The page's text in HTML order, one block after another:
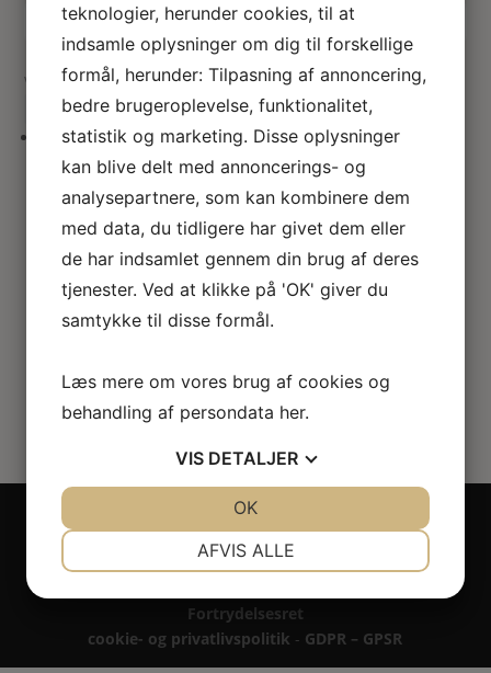
hvad
du
søger
her
Viser 1 resultat
Bestik i kobber med
ornamenter (4 kuverter – 12
dele)
60.00kr.
Copyright 2024 - All rights reserved RoseLines
Miniature ® på design, brandnavn, logo, tekst og
billedemateriale.
Fortrydelsesret
cookie- og privatlivspolitik - GDPR – GPSR
teknologier, herunder cookies, til at
indsamle oplysninger om dig til forskellige
formål, herunder: Tilpasning af annoncering,
bedre brugeroplevelse, funktionalitet,
statistik og marketing. Disse oplysninger
kan blive delt med annoncerings- og
analysepartnere, som kan kombinere dem
med data, du tidligere har givet dem eller
de har indsamlet gennem din brug af deres
tjenester. Ved at klikke på 'OK' giver du
samtykke til disse formål.
Læs mere om vores brug af cookies og
behandling af persondata her.
VIS DETALJER
MARKETING STATISTIK
AFVIS ALLE
OK